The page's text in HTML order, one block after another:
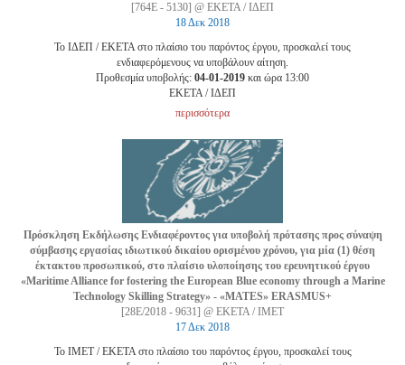
[764Ε - 5130] @ ΕΚΕΤΑ / ΙΔΕΠ
18 Δεκ 2018
Το ΙΔΕΠ / ΕΚΕΤΑ στο πλαίσιο του παρόντος έργου, προσκαλεί τους
ενδιαφερόμενους να υποβάλουν αίτηση.
Προθεσμία υποβολής: 04-01-2019 και ώρα 13:00
EKETA / ΙΔΕΠ
περισσότερα
Πρόσκληση Εκδήλωσης Ενδιαφέροντος για υποβολή πρότασης προς σύναψη
σύμβασης εργασίας ιδιωτικού δικαίου ορισμένου χρόνου, για μία (1) θέση
έκτακτου προσωπικού, στο πλαίσιο υλοποίησης του ερευνητικού έργου
«Maritime Alliance for fostering the European Blue economy through a Marine
Technology Skilling Strategy» - «MATES» ERASMUS+
[28Ε/2018 - 9631] @ ΕΚΕΤΑ / ΙΜΕΤ
17 Δεκ 2018
Το ΙΜΕΤ / ΕΚΕΤΑ στο πλαίσιο του παρόντος έργου, προσκαλεί τους